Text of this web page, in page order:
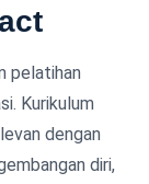
pelatihan
Kurikulum
dengan
diri,